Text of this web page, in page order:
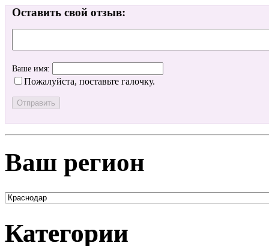
Оставить свой отзыв:
Ваше имя:
Пожалуйста, поставьте галочку.
Ваш регион
Категории